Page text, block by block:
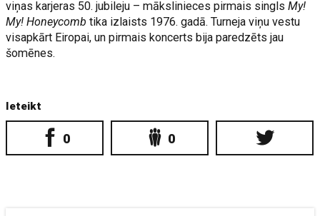
viņas karjeras 50. jubileju – mākslinieces pirmais singls My!
My! Honeycomb tika izlaists 1976. gadā. Turneja viņu vestu
visapkārt Eiropai, un pirmais koncerts bija paredzēts jau
šomēnes.
Ieteikt
0 0